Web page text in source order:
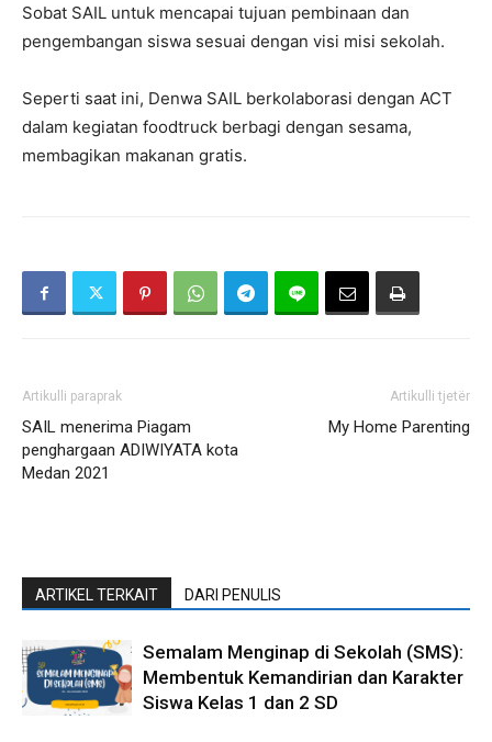
Sobat SAIL untuk mencapai tujuan pembinaan dan
pengembangan siswa sesuai dengan visi misi sekolah.
Seperti saat ini, Denwa SAIL berkolaborasi dengan ACT
dalam kegiatan foodtruck berbagi dengan sesama,
membagikan makanan gratis.
Artikulli paraprak
SAIL menerima Piagam
penghargaan ADIWIYATA kota
Medan 2021
Artikulli tjetër
My Home Parenting
ARTIKEL TERKAIT DARI PENULIS
Semalam Menginap di Sekolah (SMS):
Membentuk Kemandirian dan Karakter
Siswa Kelas 1 dan 2 SD